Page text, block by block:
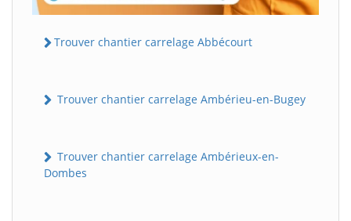
Trouver chantier carrelage Abbécourt
Trouver chantier carrelage Ambérieu-en-Bugey
Trouver chantier carrelage Ambérieux-en-
Dombes